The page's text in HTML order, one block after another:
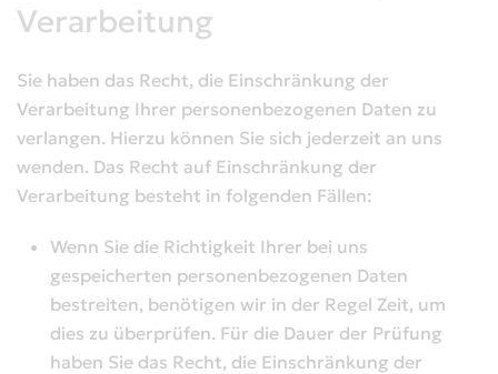
Verarbeitung
Sie haben das Recht, die Einschränkung der
Verarbeitung Ihrer personenbezogenen Daten zu
verlangen. Hierzu können Sie sich jederzeit an uns
wenden. Das Recht auf Einschränkung der
Verarbeitung besteht in folgenden Fällen:
Wenn Sie die Richtigkeit Ihrer bei uns
gespeicherten personenbezogenen Daten
bestreiten, benötigen wir in der Regel Zeit, um
dies zu überprüfen. Für die Dauer der Prüfung
haben Sie das Recht, die Einschränkung der